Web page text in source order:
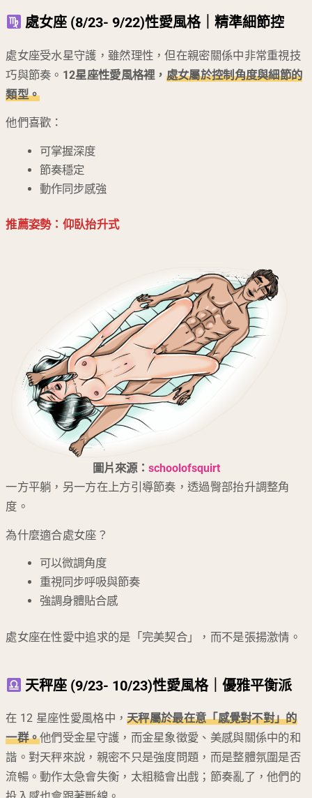
處女座 (8/23- 9/22)性愛風格｜精準細節控
處女座受水星守護，雖然理性，但在親密關係中非常重視技
巧與節奏。 12星座性愛風格裡， 處女屬於控制角度與細節的
類型。
他們喜歡：
可掌握深度
節奏穩定
動作同步感強
推薦姿勢：仰臥抬升式
圖片來源： schoolofsquirt
一方平躺，另一方在上方引導節奏，透過臀部抬升調整角
度。
為什麼適合處女座？
可以微調角度
重視同步呼吸與節奏
強調身體貼合感
處女座在性愛中追求的是「完美契合」，而不是張揚激情。
天秤座 (9/23- 10/23)性愛風格｜優雅平衡派
在 12 星座性愛風格中，天秤屬於最在意「感覺對不對」的
一群。他們受金星守護，而金星象徵愛、美感與關係中的和
諧。對天秤來說，親密不只是強度問題，而是整體氛圍是否
流暢。動作太急會失衡，太粗糙會出戲；節奏亂了，他們的